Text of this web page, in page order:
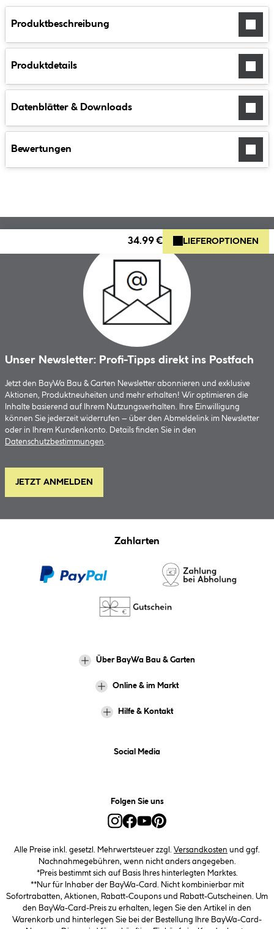
Produktbeschreibung
Produktdetails
Datenblätter & Downloads
Bewertungen
34.99 € LIEFEROPTIONEN
Unser Newsletter: Profi-Tipps direkt ins Postfach
Jetzt den BayWa Bau & Garten Newsletter abonnieren und exklusive
Aktionen, Produktneuheiten und mehr erhalten! Wir optimieren die
Inhalte basierend auf Ihrem Nutzungsverhalten. Ihre Einwilligung
können Sie jederzeit widerrufen – über den Abmeldelink im Newsletter
oder in Ihrem Kundenkonto. Details finden Sie in den
Datenschutzbestimmungen.
JETZT ANMELDEN
Zahlarten
Über BayWa Bau & Garten
Online & im Markt
Hilfe & Kontakt
Social Media
Folgen Sie uns
Alle Preise inkl. gesetzl. Mehrwertsteuer zzgl. Versandkosten und ggf.
Nachnahmegebühren, wenn nicht anders angegeben.
*Preis bestimmt sich auf Basis Ihres hinterlegten Marktes.
**Nur für Inhaber der BayWa-Card. Nicht kombinierbar mit
Sofortrabatten, Aktionen, Rabatt-Coupons und Rabatt-Gutscheinen. Um
den BayWa-Card-Preis zu erhalten, legen Sie den Artikel in den
Warenkorb und hinterlegen Sie bei der Bestellung Ihre BayWa-Card-